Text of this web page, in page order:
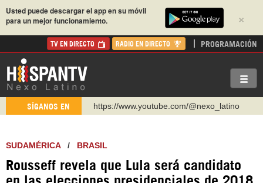
×
Usted puede descargar el app en su móvil
para un mejor funcionamiento.
TV EN DIRECTO RADIO EN DIRECTO PROGRAMACIÓN
SÍGANOS EN
https://www.youtube.com/@nexo_latino
https://t.me/hispantvcanal
https://urmedium.com/c/hispantv
WhatsApp y Viber: +98 921 79 29 404
SUDAMÉRICA/ BRASIL
Rousseff revela que Lula será candidato
en las elecciones presidenciales de 2018